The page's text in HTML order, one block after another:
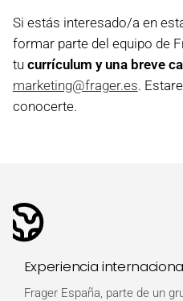
Si estás interesado/a en
formar parte del equipo de
tu currículum y una breve
marketing@frager.es.
conocerte.
Experiencia
Frager España, parte de un